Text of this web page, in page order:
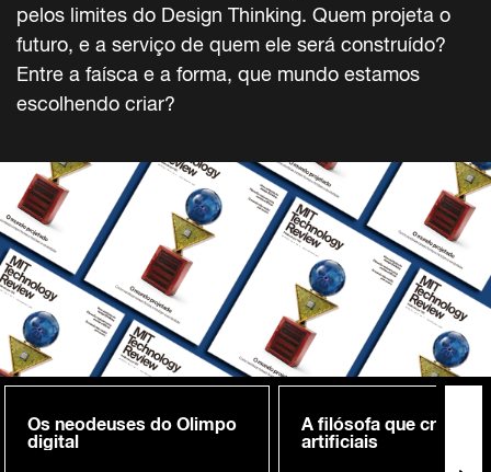
pelos limites do Design Thinking. Quem projeta o
futuro, e a serviço de quem ele será construído?
Entre a faísca e a forma, que mundo estamos
escolhendo criar?
Os neodeuses do Olimpo
digital
A filósofa que cria
artificiais